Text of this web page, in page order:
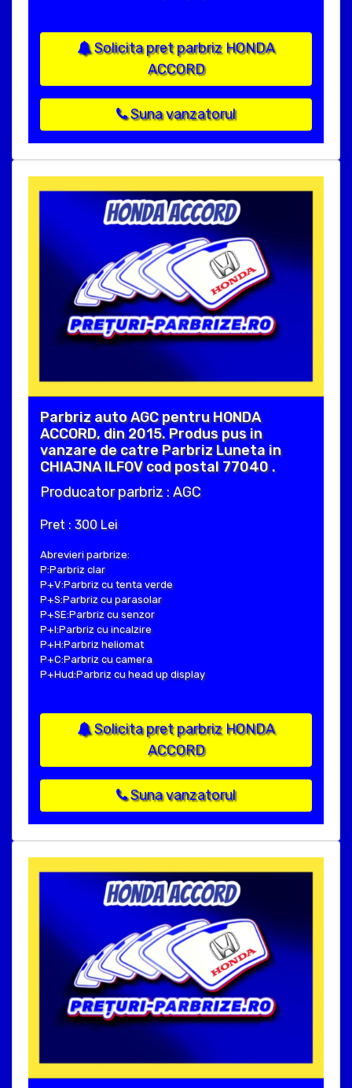
Solicita pret parbriz HONDA
ACCORD
Suna vanzatorul
Parbriz auto AGC pentru HONDA
ACCORD, din 2015. Produs pus in
vanzare de catre Parbriz Luneta in
CHIAJNA ILFOV cod postal 77040 .
Producator parbriz : AGC
Pret : 300 Lei
Abrevieri parbrize:
P:Parbriz clar
P+V:Parbriz cu tenta verde
P+S:Parbriz cu parasolar
P+SE:Parbriz cu senzor
P+I:Parbriz cu incalzire
P+H:Parbriz heliomat
P+C:Parbriz cu camera
P+Hud:Parbriz cu head up display
Solicita pret parbriz HONDA
ACCORD
Suna vanzatorul